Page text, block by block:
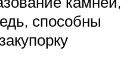
способны